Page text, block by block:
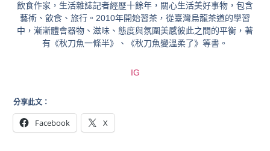
飲食作家，生活雜誌記者經歷十餘年，關心生活美好事物，包含
藝術、飲食、旅行。2010年開始習茶，從臺灣烏龍茶道的學習
中，漸漸體會器物、滋味、態度與氛圍美感彼此之間的平衡，著
有《秋刀魚一條半》、《秋刀魚變溫柔了》等書。
IG
分享此文：
Facebook X